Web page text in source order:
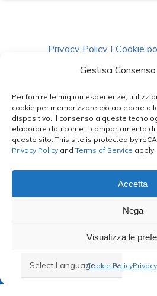
Gestisci
Per fornire le migliori esperienze,
cookie per memorizzare e/o accedere
dispositivo. Il consenso a queste
elaborare dati come il comportamento di
questo sito. This site is protected by
Privacy Policy and Terms of Service apply.
Accetta
Nega
Visualizza le
Cookie Policy
Privacy Policy | Cookie
Condizioni|
facebook instagram
email
Le Bontà del